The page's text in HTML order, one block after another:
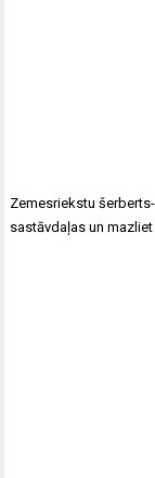
Zemesriekstu
sastāvdaļas un mazliet